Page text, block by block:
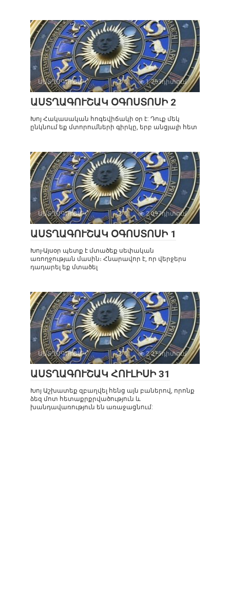
ԱՍՏՂԱԳՈՒՇԱԿ 0 1 703դիտում
ԱՍՏՂԱԳՈՒՇԱԿ ՕԳՈՍՏՈՍԻ 2
Խոյ Հակասական հոգեվիճակի օր է: Դուք մեկ
ընկնում եք մտորումների գիրկը, երբ անցյալի հետ
ԱՍՏՂԱԳՈՒՇԱԿ 0 2 097դիտում
ԱՍՏՂԱԳՈՒՇԱԿ ՕԳՈՍՏՈՍԻ 1
Խոյ-Այսօր պետք է մտածեք սեփական
առողջության մասին։ Հնարավոր է, որ վերջերս
դադարել եք մտածել
ԱՍՏՂԱԳՈՒՇԱԿ 0 2 275դիտում
ԱՍՏՂԱԳՈՒՇԱԿ ՀՈՒԼԻՍԻ 31
Խոյ Աշխատեք զբաղվել հենց այն բաներով, որոնք
ձեզ մոտ հետաքրքրվածություն և
խանդավառություն են առաջացնում: